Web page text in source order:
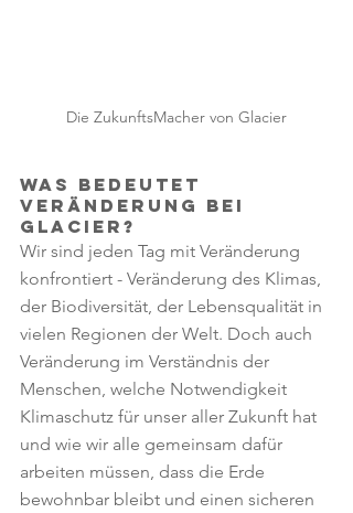
Die ZukunftsMacher von Glacier
Was bedeutet
Veränderung bei
Glacier?
Wir sind jeden Tag mit Veränderung
konfrontiert - Veränderung des Klimas,
der Biodiversität, der Lebensqualität in
vielen Regionen der Welt. Doch auch
Veränderung im Verständnis der
Menschen, welche Notwendigkeit
Klimaschutz für unser aller Zukunft hat
und wie wir alle gemeinsam dafür
arbeiten müssen, dass die Erde
bewohnbar bleibt und einen sicheren